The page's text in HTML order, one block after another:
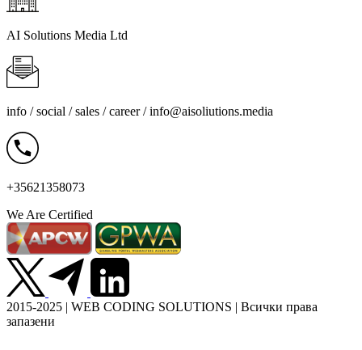
AI Solutions Media Ltd
info / social / sales / career /info@aisoliutions.media
+35621358073
We Are Certified
2015-2025 | WEB CODING SOLUTIONS | Всички права
запазени